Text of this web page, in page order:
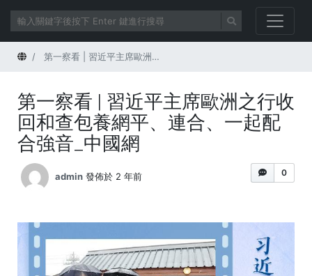
首頁 第一察看 | 習近平主席歐洲之行收回和查包養網平、連合、一起配合強音_中國網
第一察看 | 習近平主席歐洲之行收
回和查包養網平、連合、一起配
合強音_中國網
0
admin 發佈於 2 年前